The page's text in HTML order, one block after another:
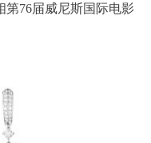
第76届威尼斯国际电影